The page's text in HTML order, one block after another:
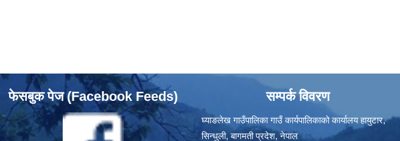
फेसबुक पेज (Facebook Feeds) सम्पर्क विवरण
घ्याङलेख गाउँपालिका गाउँ कार्यपालिकाको कार्यालय हायुटार,
सिन्धुली, बागमती प्रदेश, नेपाल